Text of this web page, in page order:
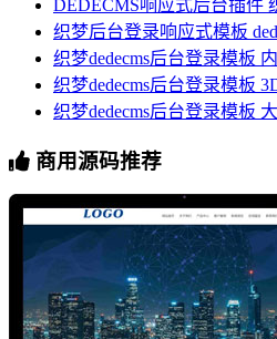
DEDECMS响应式后台插件
织梦后台登录响应式模板
织梦dedecms后台登录模板
织梦dedecms后台登录模板
织梦dedecms后台登录模板
商用源码推荐